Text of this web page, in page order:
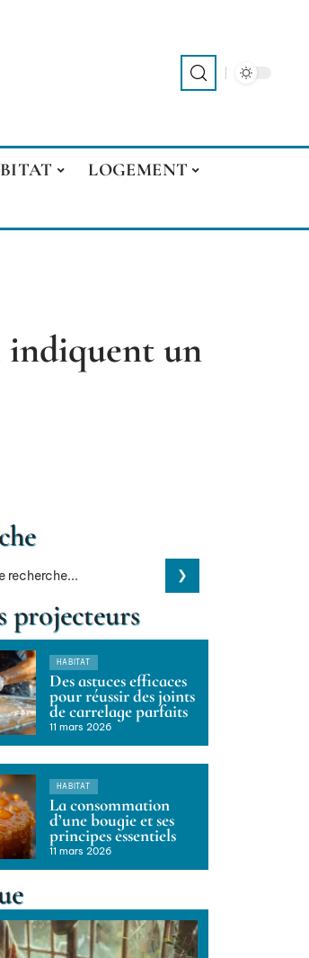
LOGEMENT
indiquent un
projecteurs
HABITAT
Des astuces efficaces
pour réussir des joints
de carrelage parfaits
11 mars 2026
HABITAT
La consommation
d’une bougie et ses
principes essentiels
11 mars 2026